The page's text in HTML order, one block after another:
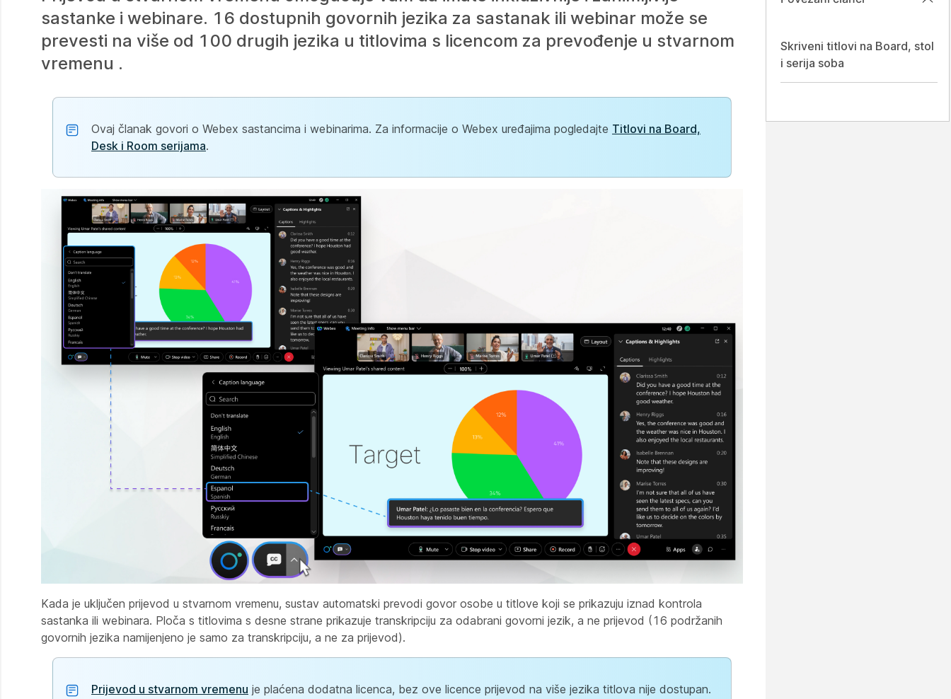
sastanke i webinare. 16 dostupnih govornih jezika za sastanak ili webinar može se
prevesti na više od 100 drugih jezika u titlovima s licencom za prevođenje u stvarnom
vremenu .
Ovaj članak govori o Webex sastancima i webinarima. Za informacije o Webex uređajima pogledajte Titlovi na Board,
Desk i Room serijama.
Kada je uključen prijevod u stvarnom vremenu, sustav automatski prevodi govor osobe u titlove koji se prikazuju iznad kontrola
sastanka ili webinara. Ploča s titlovima s desne strane prikazuje transkripciju za odabrani govorni jezik, a ne prijevod (16 podržanih
govornih jezika namijenjeno je samo za transkripciju, a ne za prijevod).
Prijevod u stvarnom vremenu je plaćena dodatna licenca, bez ove licence prijevod na više jezika titlova nije dostupan.
Skriveni titlovi na Board, stol
i serija soba